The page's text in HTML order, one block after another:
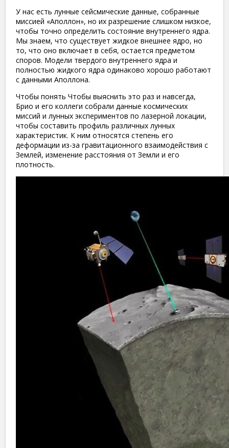
У нас есть лунные сейсмические данные, собранные
миссией «Аполлон», но их разрешение слишком низкое,
чтобы точно определить состояние внутреннего ядра.
Мы знаем, что существует жидкое внешнее ядро, но
то, что оно включает в себя, остается предметом
споров. Модели твердого внутреннего ядра и
полностью жидкого ядра одинаково хорошо работают
с данными Аполлона.
Чтобы понять Чтобы выяснить это раз и навсегда,
Брио и его коллеги собрали данные космических
миссий и лунных экспериментов по лазерной локации,
чтобы составить профиль различных лунных
характеристик. К ним относятся степень его
деформации из-за гравитационного взаимодействия с
Землей, изменение расстояния от Земли и его
плотность.